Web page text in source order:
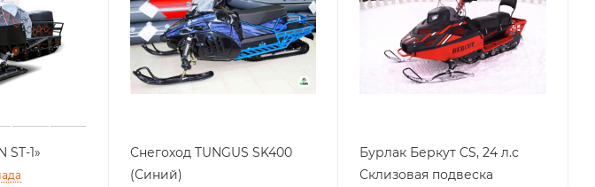
ST-1»
Снегоход TUNGUS SK400
(Синий)
Бурлак Беркут CS, 24 л.с
Склизовая подвеска